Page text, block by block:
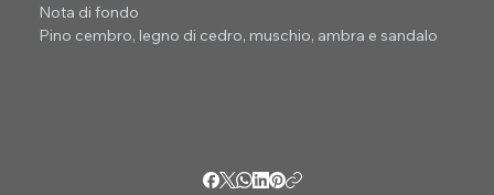
Nota di fondo
Pino cembro, legno di cedro, muschio, ambra e sandalo